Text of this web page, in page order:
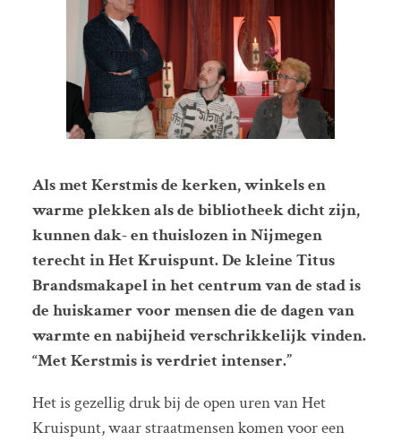
Als met Kerstmis de kerken, winkels en
warme plekken als de bibliotheek dicht zijn,
kunnen dak- en thuislozen in Nijmegen
terecht in Het Kruispunt. De kleine Titus
Brandsmakapel in het centrum van de stad is
de huiskamer voor mensen die de dagen van
warmte en nabijheid verschrikkelijk vinden.
“Met Kerstmis is verdriet intenser.”
Het is gezellig druk bij de open uren van Het
Kruispunt, waar straatmensen komen voor een